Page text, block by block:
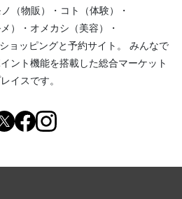
（物販） ・ コト（体験）
・
）
・ オメカシ（美容）
・
ョッピングと予約サイト。
みんなで
ント機能を搭載した総合マーケット
イスです。